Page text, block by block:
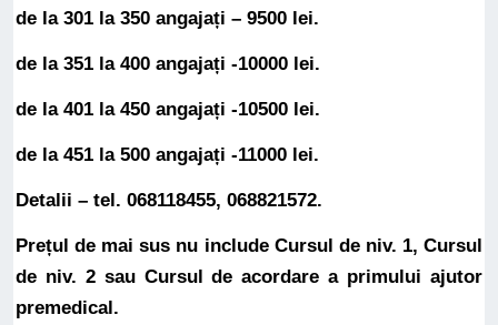
de la 301 la 350 angajați – 9500 lei.
de la 351 la 400 angajați -10000 lei.
de la 401 la 450 angajați -10500 lei.
de la 451 la 500 angajați -11000 lei.
Detalii – tel. 068118455, 068821572.
Prețul de mai sus nu include Cursul de niv. 1,Cursul
de niv. 2 sauCursul de acordare a primului ajutor
premedical.